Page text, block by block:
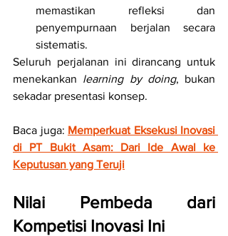
memastikan refleksi dan
penyempurnaan berjalan secara
sistematis.
Seluruh perjalanan ini dirancang untuk
menekankan learning by doing, bukan
sekadar presentasi konsep.
Baca juga: Memperkuat Eksekusi Inovasi
di PT Bukit Asam: Dari Ide Awal ke
Keputusan yang Teruji
Nilai Pembeda dari
Kompetisi Inovasi Ini